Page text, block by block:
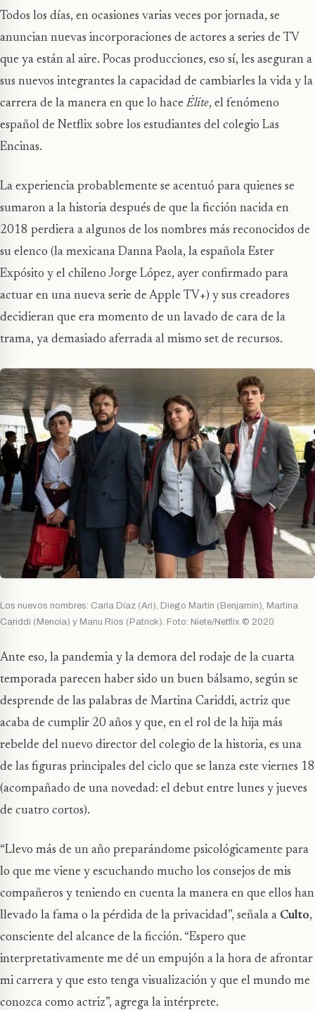
Todos los días, en ocasiones varias veces por jornada, se
anuncian nuevas incorporaciones de actores a series de TV
que ya están al aire. Pocas producciones, eso sí, les aseguran a
sus nuevos integrantes la capacidad de cambiarles la vida y la
carrera de la manera en que lo hace Élite, el fenómeno
español de Netflix sobre los estudiantes del colegio Las
Encinas.
La experiencia probablemente se acentuó para quienes se
sumaron a la historia después de que la ficción nacida en
2018 perdiera a algunos de los nombres más reconocidos de
su elenco (la mexicana Danna Paola, la española Ester
Expósito y el chileno Jorge López, ayer confirmado para
actuar en una nueva serie de Apple TV+) y sus creadores
decidieran que era momento de un lavado de cara de la
trama, ya demasiado aferrada al mismo set de recursos.
Los nuevos nombres: Carla Díaz (Ari), Diego Martín (Benjamín), Martina
Cariddi (Mencía) y Manu Ríos (Patrick). Foto: Niete/Netflix © 2020
Ante eso, la pandemia y la demora del rodaje de la cuarta
temporada parecen haber sido un buen bálsamo, según se
desprende de las palabras de Martina Cariddi, actriz que
acaba de cumplir 20 años y que, en el rol de la hija más
rebelde del nuevo director del colegio de la historia, es una
de las figuras principales del ciclo que se lanza este viernes 18
(acompañado de una novedad: el debut entre lunes y jueves
de cuatro cortos).
“Llevo más de un año preparándome psicológicamente para
lo que me viene y escuchando mucho los consejos de mis
compañeros y teniendo en cuenta la manera en que ellos han
llevado la fama o la pérdida de la privacidad”, señala a Culto,
consciente del alcance de la ficción. “Espero que
interpretativamente me dé un empujón a la hora de afrontar
mi carrera y que esto tenga visualización y que el mundo me
conozca como actriz”, agrega la intérprete.